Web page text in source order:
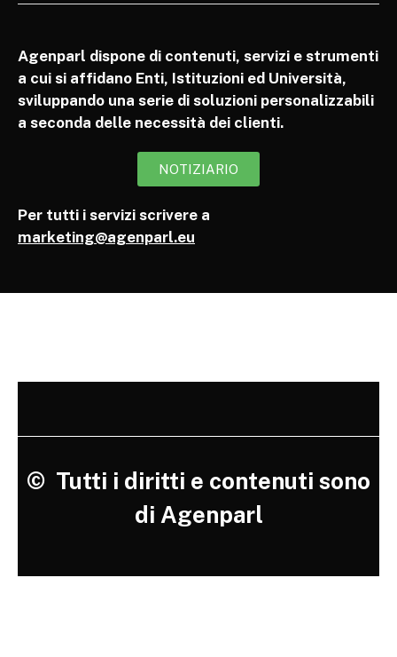
Agenparl dispone di contenuti, servizi e strumenti
a cui si affidano Enti, Istituzioni ed Università,
sviluppando una serie di soluzioni personalizzabili
a seconda delle necessità dei clienti.
NOTIZIARIO
Per tutti i servizi scrivere a
marketing@agenparl.eu
© Tutti i diritti e contenuti sono
di Agenparl